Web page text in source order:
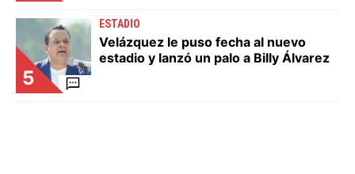
5
ESTADIO
Velázquez le puso fecha al nuevo
estadio y lanzó un palo a Billy Álvarez